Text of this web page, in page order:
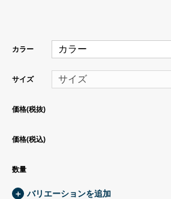
カラー
サイズ
価格(税抜)
価格(税込)
数量
＋ バリエーションを追加